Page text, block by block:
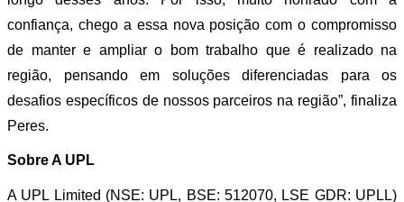
confiança, chego a essa nova posição com o compromisso
de manter e ampliar o bom trabalho que é realizado na
região, pensando em soluções diferenciadas para os
desafios específicos de nossos parceiros na região”, finaliza
Peres.
Sobre A UPL
A UPL Limited (NSE: UPL, BSE: 512070, LSE GDR: UPLL)